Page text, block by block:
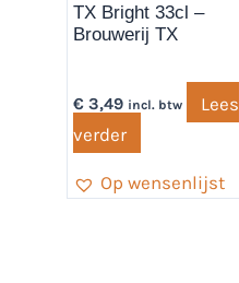
TX Bright 33cl –
Brouwerij TX
€ 3,49 incl. btw
Lees
verder
Op wensenlijst